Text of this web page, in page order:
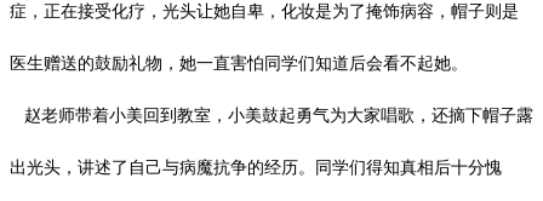
症，正在接受化疗，光头让她自卑，化妆是为了掩饰病容，帽子则是
医生赠送的鼓励礼物，她一直害怕同学们知道后会看不起她。
赵老师带着小美回到教室，小美鼓起勇气为大家唱歌，还摘下帽子露
出光头，讲述了自己与病魔抗争的经历。同学们得知真相后十分愧